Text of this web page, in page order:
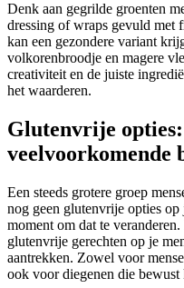
Denk aan gegrilde groenten
dressing of wraps gevuld met
kan een gezondere variant
volkorenbroodje en magere
creativiteit en de juiste
het waarderen.
Glutenvrije opties:
veelvoorkomende
Een steeds grotere groep
nog geen glutenvrije opties op
moment om dat te
glutenvrije gerechten op je
aantrekken. Zowel voor
ook voor diegenen die